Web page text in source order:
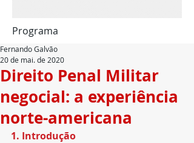
Programa
Direito Penal Militar
negocial: a experiência
norte-americana
Fernando Galvão
20 de mai. de 2020
1. Introdução